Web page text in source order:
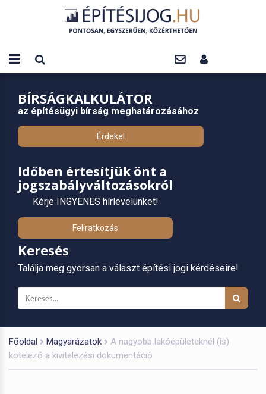
BÍRSÁGKALKULÁTOR
az építésügyi bírság meghatározásához
Érdekel
Időben értesítjük önt a
jogszabályváltozásokról
Kérje INGYENES hírlevelünket!
Feliratkozás
Keresés
Találja meg gyorsan a választ építési jogi kérdéseire!
Főoldal Magyarázatok
A nagyobb lakóépületeknél (is)
kötelező a kivitelezési dokumentáció